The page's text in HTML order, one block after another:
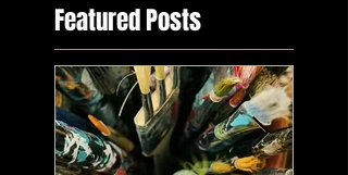
Featured Posts